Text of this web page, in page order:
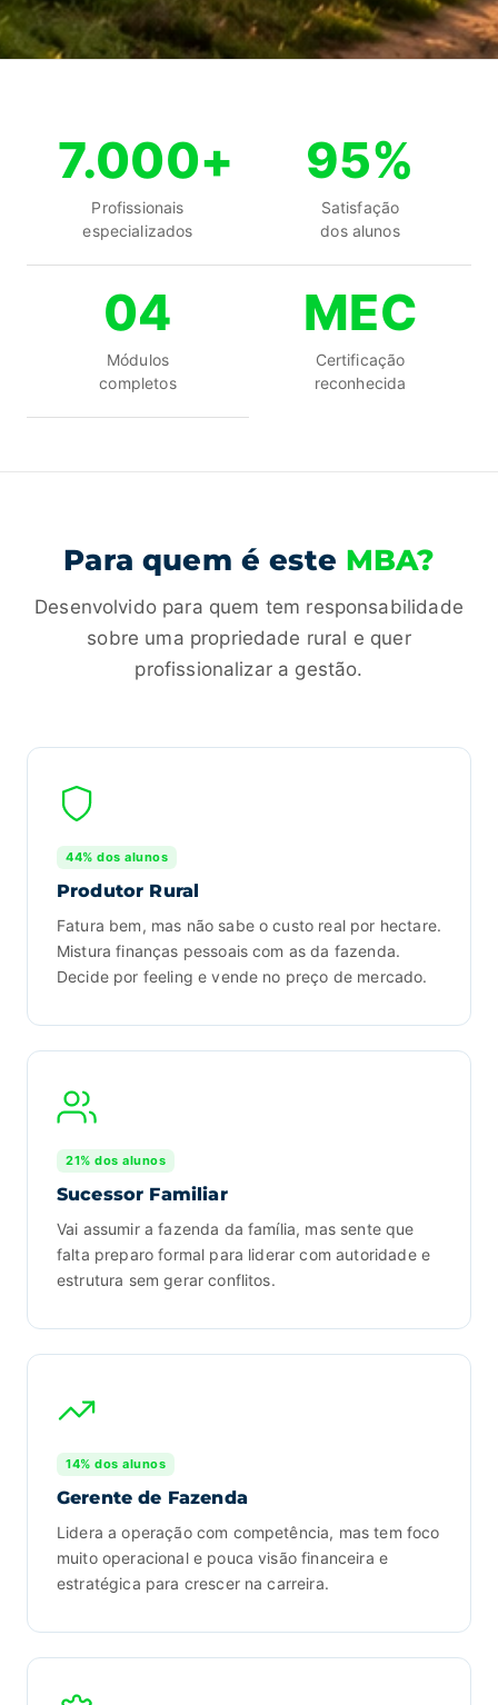
7.000+
Profissionais
especializados
95%
Satisfação
dos alunos
04
Módulos
completos
MEC
Certificação
reconhecida
Para quem é este MBA?
Desenvolvido para quem tem responsabilidade
sobre uma propriedade rural e quer
profissionalizar a gestão.
44% dos alunos
Produtor Rural
Fatura bem, mas não sabe o custo real por hectare.
Mistura finanças pessoais com as da fazenda.
Decide por feeling e vende no preço de mercado.
21% dos alunos
Sucessor Familiar
Vai assumir a fazenda da família, mas sente que
falta preparo formal para liderar com autoridade e
estrutura sem gerar conflitos.
14% dos alunos
Gerente de Fazenda
Lidera a operação com competência, mas tem foco
muito operacional e pouca visão financeira e
estratégica para crescer na carreira.